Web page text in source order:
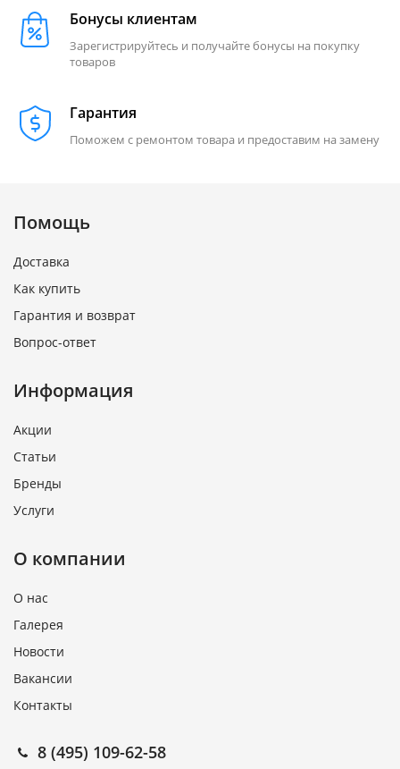
Бонусы клиентам
Зарегистрируйтесь и получайте бонусы на покупку
товаров
Гарантия
Поможем с ремонтом товара и предоставим на замену
Помощь
Доставка
Как купить
Гарантия и возврат
Вопрос-ответ
Информация
Акции
Статьи
Бренды
Услуги
О компании
О нас
Галерея
Новости
Вакансии
Контакты
8 (495) 109-62-58